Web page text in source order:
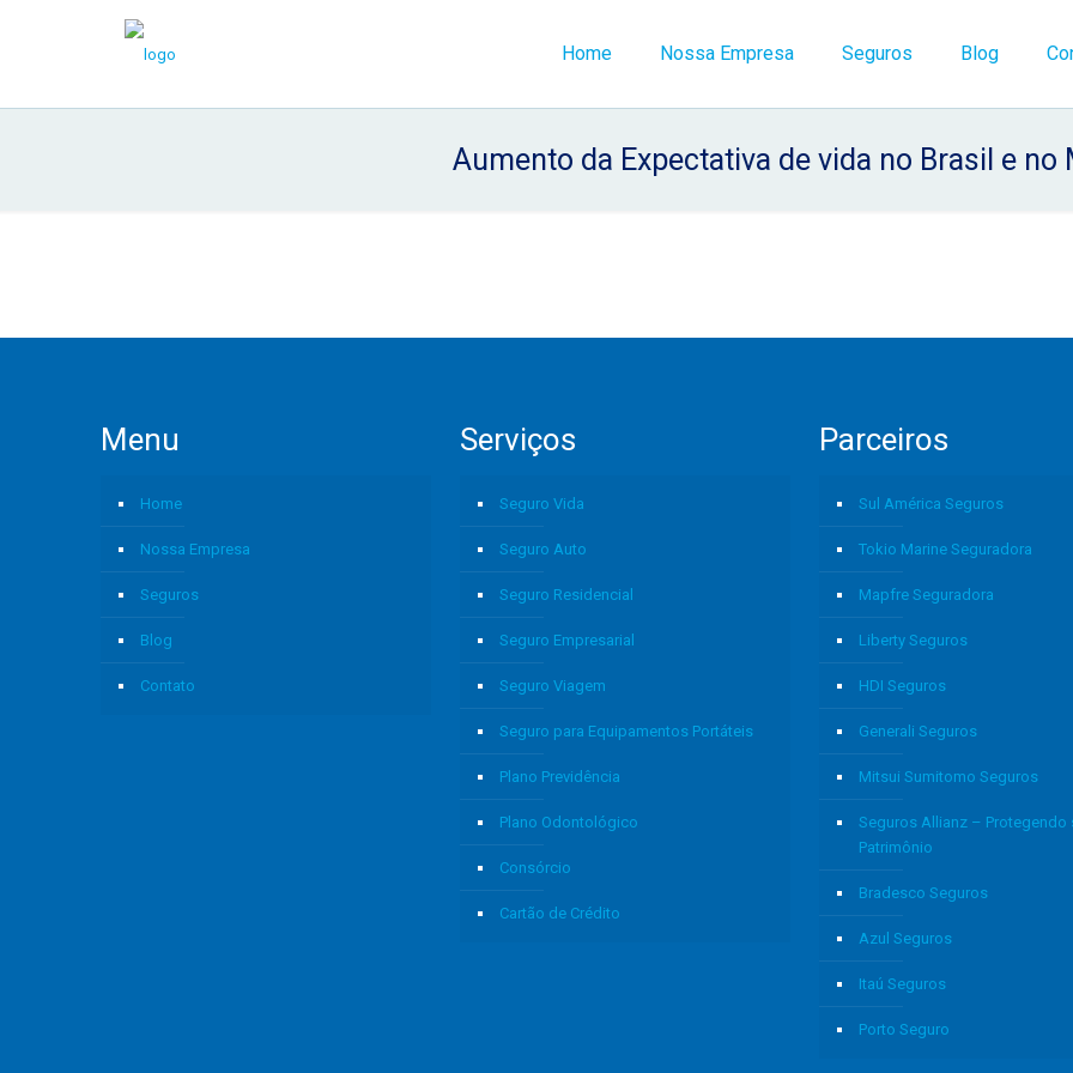
Home Nossa Empresa Seguros Blog
Aumento da Expectativa de vida no Brasil e no
Menu
Home
Nossa Empresa
Seguros
Blog
Contato
Serviços
Seguro Vida
Seguro Auto
Seguro Residencial
Seguro Empresarial
Seguro Viagem
Seguro para Equipamentos Portáteis
Plano Previdência
Plano Odontológico
Consórcio
Cartão de Crédito
Parceiros
Sul América Seguros
Tokio Marine Seguradora
Mapfre Seguradora
Liberty Seguros
HDI Seguros
Generali Seguros
Mitsui Sumitomo Seguros
Seguros Allianz – Protegendo
Patrimônio
Bradesco Seguros
Azul Seguros
Itaú Seguros
Porto Seguro